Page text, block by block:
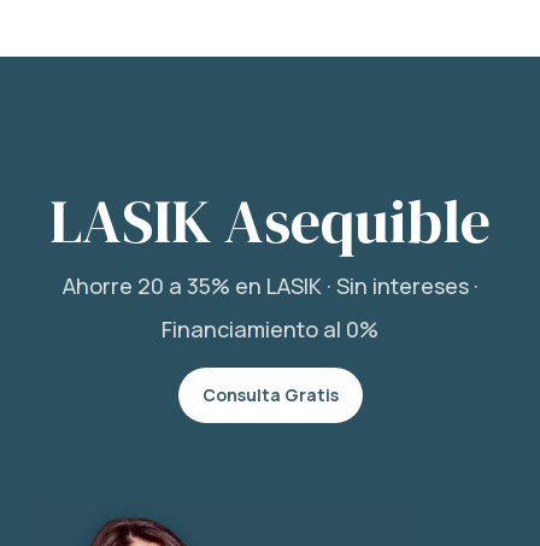
LASIK Asequible
Ahorre 20 a 35% en LASIK · Sin intereses ·
Financiamiento al 0%
Consulta Gratis